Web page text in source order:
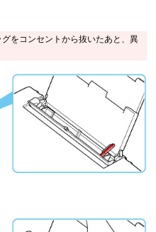
をコンセントから抜いたあと、異